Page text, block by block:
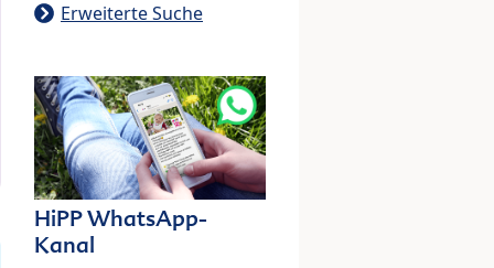
Erweiterte Suche
HiPP WhatsApp-
Kanal